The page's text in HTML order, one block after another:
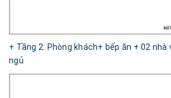
+ Tầng 2: Phòng khách+ bếp ăn + 02 nhà
ngủ